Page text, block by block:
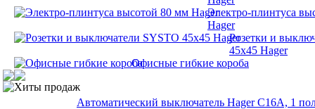
Электро-плинтуса
Hager
Розетки и
45х45 Hager
Офисные гибкие короба
Хиты продаж
Автоматический выключатель Hager C16A, 1